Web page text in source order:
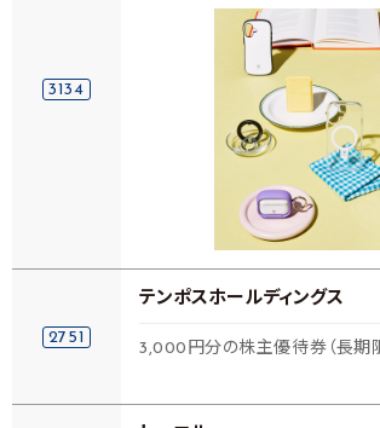
3134
2751
テンポスホールディングス
3,000円分の株主優待券（長期